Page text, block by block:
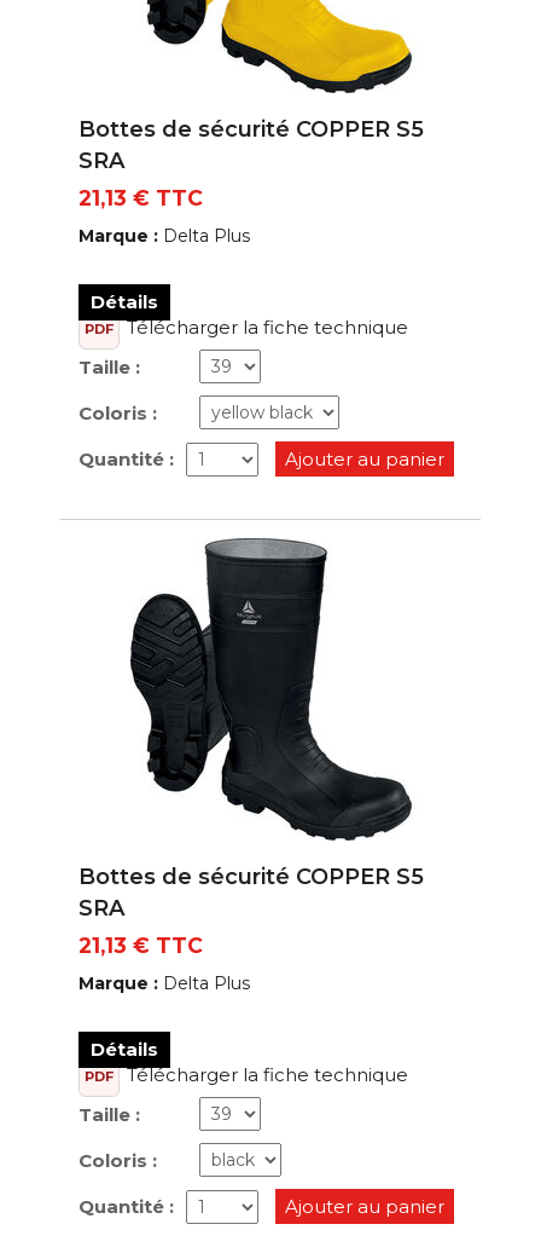
Bottes de sécurité COPPER S5
SRA
21,13 € TTC
Marque : Delta Plus
Détails
PDF
Télécharger la fiche technique
Taille :
Coloris :
Quantité : Ajouter au panier
Bottes de sécurité COPPER S5
SRA
21,13 € TTC
Marque : Delta Plus
Détails
PDF
Télécharger la fiche technique
Taille :
Coloris :
Quantité : Ajouter au panier